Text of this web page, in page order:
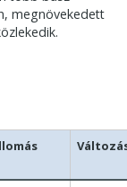
megnövekedett